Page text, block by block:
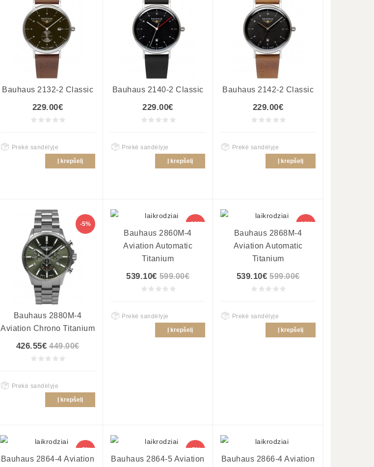
Bauhaus 2132-2 Classic
229.00€
Prekė sandėlyje
Į krepšelį
Bauhaus 2140-2 Classic
229.00€
Prekė sandėlyje
Į krepšelį
Bauhaus 2142-2 Classic
229.00€
Prekė sandėlyje
Į krepšelį
-5%
Bauhaus 2880M-4
Aviation Chrono Titanium
426.55€ 449.00€
Prekė sandėlyje
Į krepšelį
-10%
Bauhaus 2860M-4
Aviation Automatic
Titanium
539.10€ 599.00€
Prekė sandėlyje
Į krepšelį
-10%
Bauhaus 2868M-4
Aviation Automatic
Titanium
539.10€ 599.00€
Prekė sandėlyje
Į krepšelį
-5%
Bauhaus 2864-4 Aviation
-5%
Bauhaus 2864-5 Aviation
Bauhaus 2866-4 Aviation